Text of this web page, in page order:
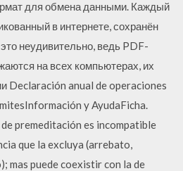
для обмена данными. Каждый
в интернете, сохранён
неудивительно, ведь PDF-
на всех компьютерах, их
Declaración anual de operaciones
y AyudaFicha.
premeditación es incompatible
que la excluya (arrebato,
mas puede coexistir con la de